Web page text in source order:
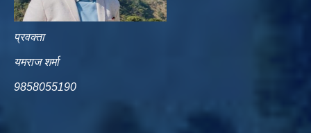
प्रवक्ता
यमराज शर्मा
9858055190